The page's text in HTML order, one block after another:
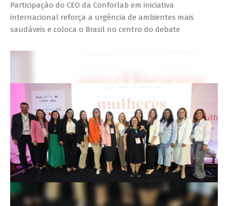
Participação do CEO da Conforlab em iniciativa
internacional reforça a urgência de ambientes mais
saudáveis e coloca o Brasil no centro do debate